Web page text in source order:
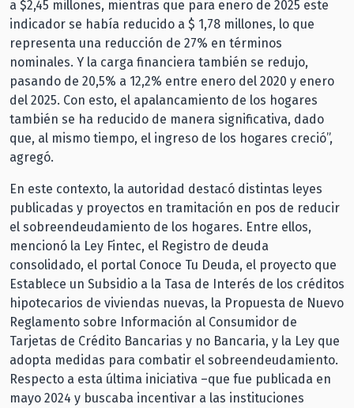
a $2,45 millones, mientras que para enero de 2025 este
indicador se había reducido a $ 1,78 millones, lo que
representa una reducción de 27% en términos
nominales. Y la carga financiera también se redujo,
pasando de 20,5% a 12,2% entre enero del 2020 y enero
del 2025. Con esto, el apalancamiento de los hogares
también se ha reducido de manera significativa, dado
que, al mismo tiempo, el ingreso de los hogares creció”,
agregó.
En este contexto, la autoridad destacó distintas leyes
publicadas y proyectos en tramitación en pos de reducir
el sobreendeudamiento de los hogares. Entre ellos,
mencionó la Ley Fintec, el Registro de deuda
consolidado, el portal Conoce Tu Deuda, el proyecto que
Establece un Subsidio a la Tasa de Interés de los créditos
hipotecarios de viviendas nuevas, la Propuesta de Nuevo
Reglamento sobre Información al Consumidor de
Tarjetas de Crédito Bancarias y no Bancaria, y la Ley que
adopta medidas para combatir el sobreendeudamiento.
Respecto a esta última iniciativa –que fue publicada en
mayo 2024 y buscaba incentivar a las instituciones